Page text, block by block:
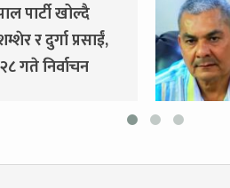
दुर्गा प्रसाईंलाई रिहा गर्न
अदालतको आदेश